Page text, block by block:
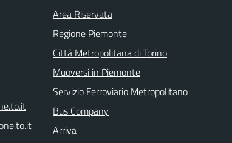
Area Riservata
Regione Piemonte
Città Metropolitana di Torino
Muoversi in Piemonte
Servizio Ferroviario Metropolitano
Bus Company
Arriva